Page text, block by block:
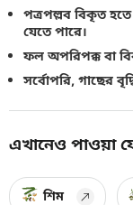
পত্রপল্লব বিকৃত
যেতে পারে।
ফল অপরিপক্ক বা
সর্বোপরি, গাছের
এখানেও পাওয়া
শিম